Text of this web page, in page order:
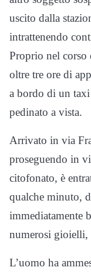
uscito dalla
intrattenendo
Proprio nel corso
oltre tre ore di
a bordo di un taxi
pedinato a vista.
Arrivato in via
proseguendo in
citofonato, è
qualche minuto,
immediatamente
numerosi gioielli,
L’uomo ha